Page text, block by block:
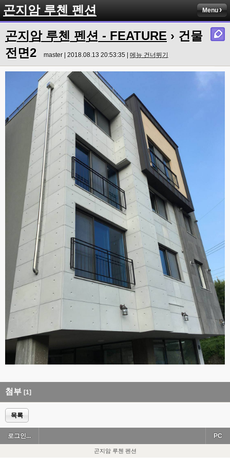
곤지암 루첸 펜션 Menu
곤지암 루첸 펜션 - FEATURE › 건물
전면2
master | 2018.08.13 20:53:35 | 메뉴 건너뛰기
첨부 [1]
목록
로그인... PC
곤지암 루첸 펜션